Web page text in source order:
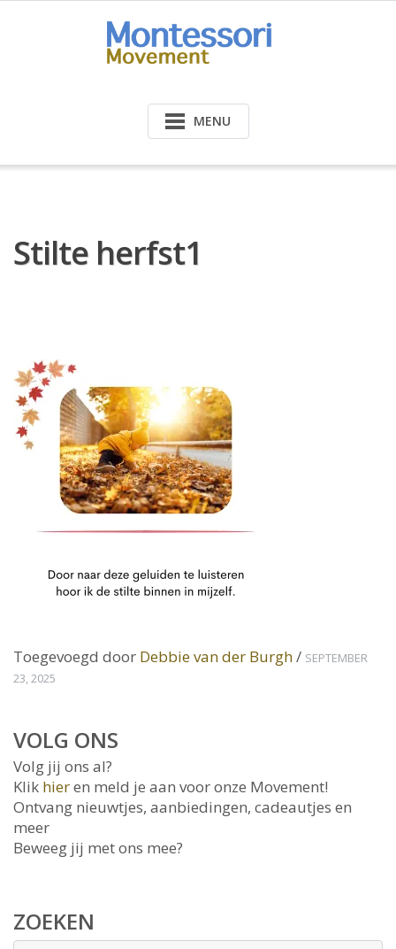
MENU
Stilte herfst1
Toegevoegd door Debbie van der Burgh/ SEPTEMBER
23, 2025
VOLG ONS
Volg jij ons al?
Klik hieren meld je aan voor onze Movement!
Ontvang nieuwtjes, aanbiedingen, cadeautjes en
meer
Beweeg jij met ons mee?
ZOEKEN